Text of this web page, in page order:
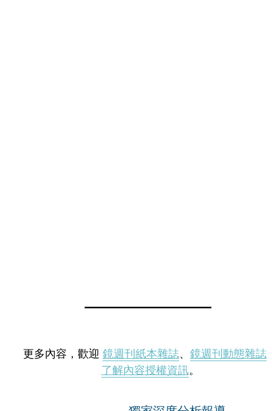
更多內容，歡迎 鏡週刊紙本雜誌、 鏡週刊動態雜誌
了解內容授權資訊。